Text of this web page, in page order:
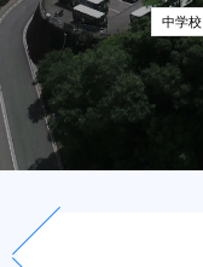
中学校